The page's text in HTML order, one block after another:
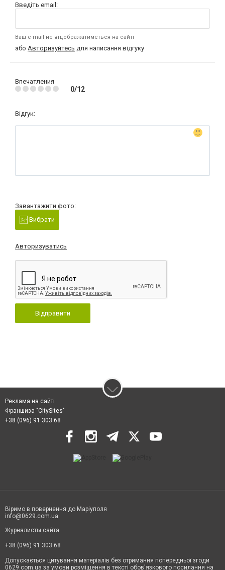
Введіть email:
Ваш e-mail не відображатиметься на сайті
або Авторизуйтесь для написання відгуку
Впечатления
0/12
Відгук:
Завантажити фото:
Вибрати
Авторизуватись
Відправити
Реклама на сайті
Франшиза "CitySites"
+38 (096) 91 303 68
Віримо в повернення до Маріуполя
info@0629.com.ua
Журналисты сайта
+38 (096) 91 303 68
Допускається цитування матеріалів без отримання попередньої згоди
0629.com.ua за умови розміщення в тексті обов'язкового посилання на